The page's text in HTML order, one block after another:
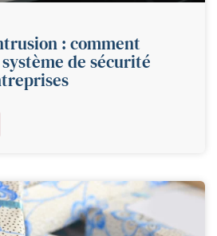
: comment
de sécurité